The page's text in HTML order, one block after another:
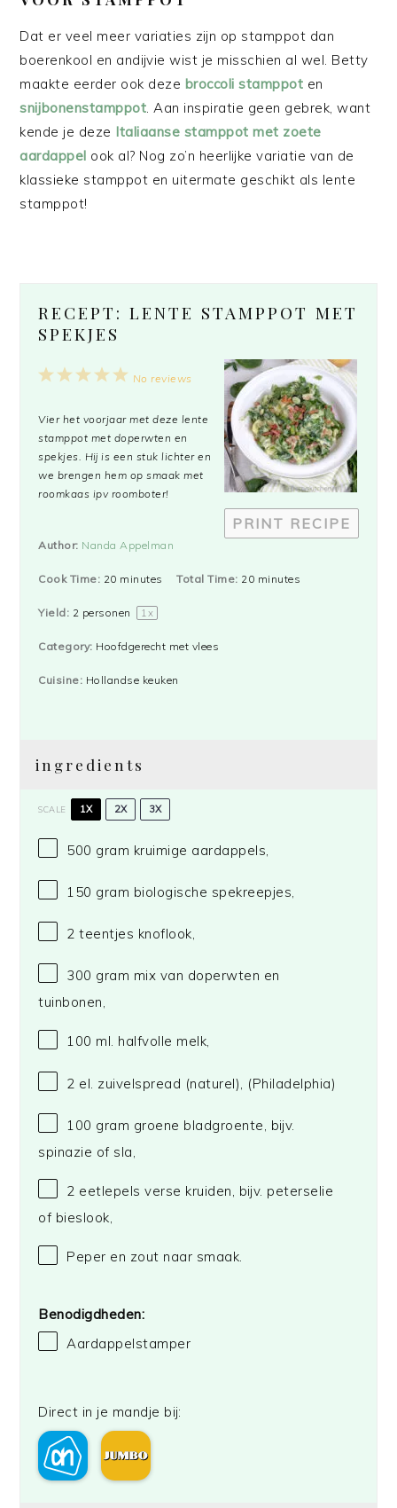
Dat er veel meer variaties zijn op stamppot dan
boerenkool en andijvie wist je misschien al wel. Betty
maakte eerder ook deze broccoli stamppot en
snijbonenstamppot . Aan inspiratie geen gebrek, want
kende je deze Italiaanse stamppot met zoete
aardappel ook al? Nog zo’n heerlijke variatie van de
klassieke stamppot en uitermate geschikt als lente
stamppot!
RECEPT: LENTE STAMPPOT MET
SPEKJES
PRINT RECIPE
5
4
3
2
1
No reviews
Vier het voorjaar met deze lente
stamppot met doperwten en
spekjes. Hij is een stuk lichter en
we brengen hem op smaak met
roomkaas ipv roomboter!
Author: Nanda Appelman
Cook Time: 20 minutes Total Time: 20 minutes
Yield: 2 personen 1 x
Category: Hoofdgerecht met vlees
Cuisine: Hollandse keuken
ingredients
SCALE 1X 2X 3X
500 gram kruimige aardappels,
150 gram biologische spekreepjes,
2 teentjes knoflook,
300 gram mix van doperwten en
tuinbonen,
100 ml. halfvolle melk,
2 el. zuivelspread (naturel), (Philadelphia)
100 gram groene bladgroente, bijv.
spinazie of sla,
2 eetlepels verse kruiden, bijv. peterselie
of bieslook,
Peper en zout naar smaak.
Benodigdheden:
Aardappelstamper
Direct in je mandje bij: